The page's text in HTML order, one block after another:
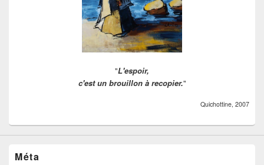
"L'espoir,
c'est un brouillon à recopier."
Quichottine, 2007
Méta